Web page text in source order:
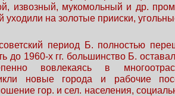
извозный, мукомольный и др.
уходили на золотые прииски,
период Б. полностью
до 1960-х гг. большинство Б.
вовлекаясь в
новые города и рабочие
гор. и сел. населения,